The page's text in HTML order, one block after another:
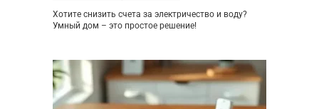
Хотите снизить счета за электричество и воду?
Умный дом – это простое решение!